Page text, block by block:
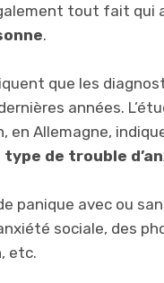
tout fait qui
.
que les
années.
Allemagne,
de trouble
panique avec ou
sociale, des
etc.